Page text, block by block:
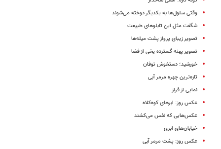
وقتی سلول‌ها به یکدیگر دوخته‌ می‌شوند
شگفت مثل این تابلوهای طبیعت
تصویر زیبای پرواز پشت میله‌ها
تصویر پهنه گسترده یخی از فضا
خورشید؛ دستخوش توفان
تازه‌ترین چهره مرمر آبی
نمایی از فراز
عکس روز: ابرهای کوه‌کلاه
عکس‌هایی که نفس می‌کشند
خیابان‌های ابری
عکس روز: پشت مرمر آبی